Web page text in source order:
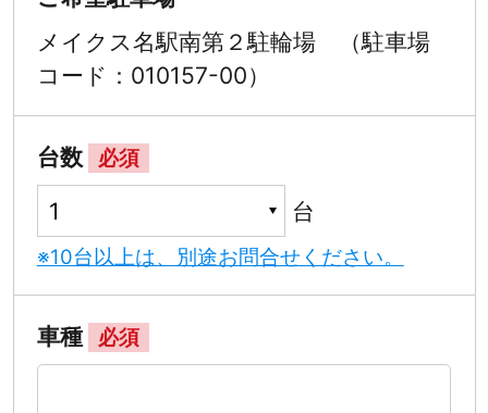
メイクス名駅南第２駐輪場 （駐車場
コード：010157-00）
台数 必須
台
※10台以上は、別途お問合せください。
車種 必須